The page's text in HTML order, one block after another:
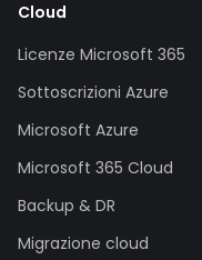
Cloud
Licenze Microsoft 365
Sottoscrizioni Azure
Microsoft Azure
Microsoft 365 Cloud
Backup & DR
Migrazione cloud